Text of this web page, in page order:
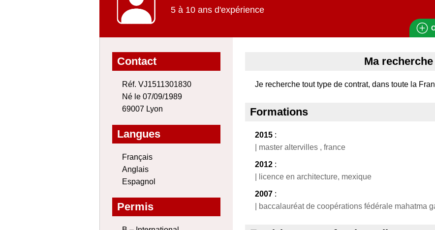
5 à 10 ans d'expérience
Contact
Réf. VJ1511301830
Né le 07/09/1989
69007 Lyon
Langues
Français
Anglais
Espagnol
Permis
Ma recherche
Je recherche tout type de contrat, dans toute la
Formations
2015 :
| master altervilles , france
2012 :
| licence en architecture, mexique
2007 :
| baccalauréat de coopérations fédérale mahatma